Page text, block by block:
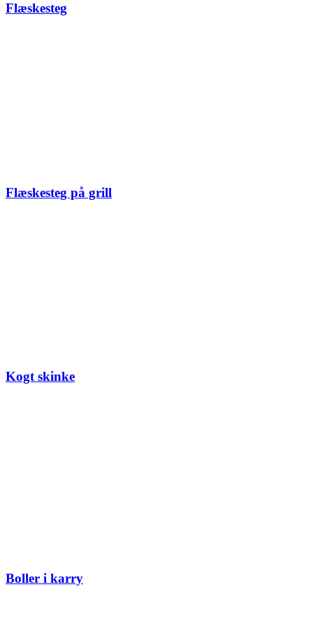
Flæskesteg
Flæskesteg på grill
Kogt skinke
Boller i karry